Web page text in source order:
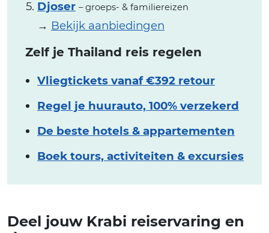
Djoser – groeps- & familiereizen
→ Bekijk aanbiedingen
Zelf je Thailand reis regelen
Vliegtickets vanaf €392 retour
Regel je huurauto, 100% verzekerd
De beste hotels & appartementen
Boek tours, activiteiten & excursies
Deel jouw Krabi reiservaring en